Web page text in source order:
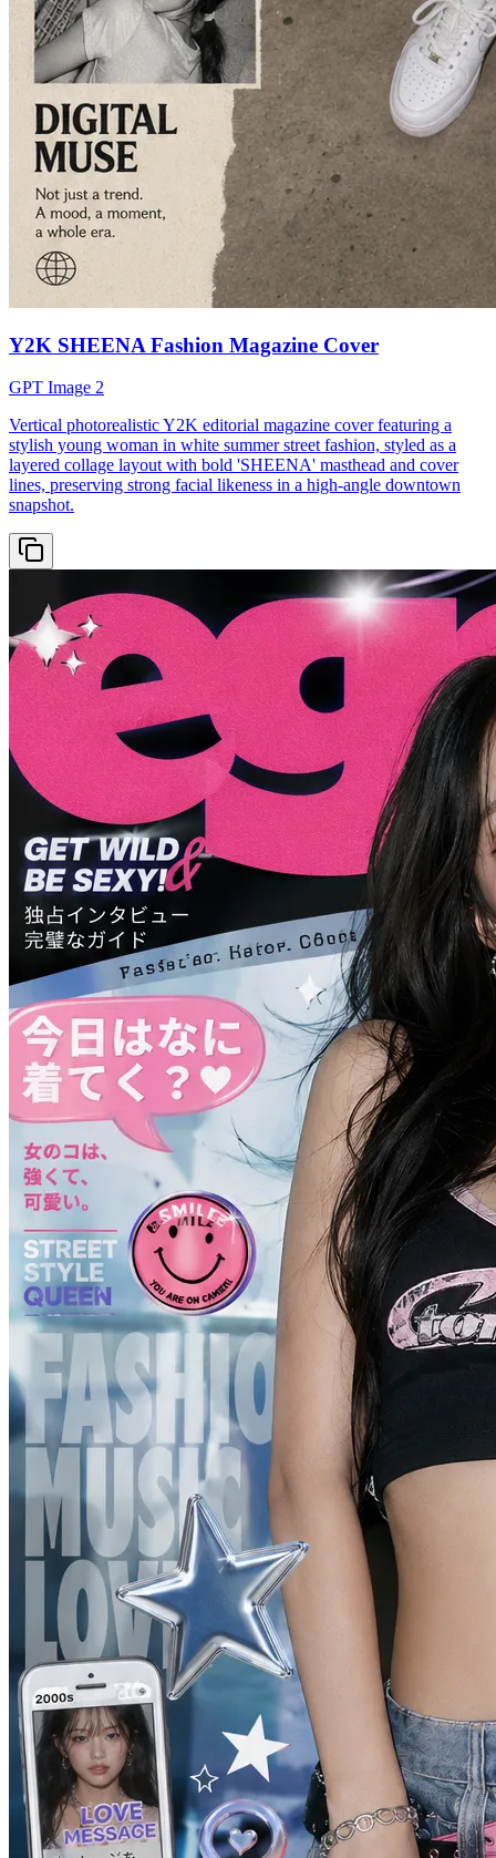
Y2K SHEENA Fashion Magazine Cover
GPT Image 2
Vertical photorealistic Y2K editorial magazine cover featuring a
stylish young woman in white summer street fashion, styled as a
layered collage layout with bold 'SHEENA' masthead and cover
lines, preserving strong facial likeness in a high-angle downtown
snapshot.